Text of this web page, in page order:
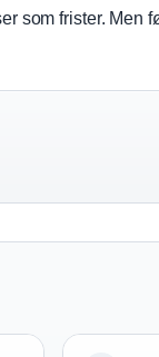
frister.